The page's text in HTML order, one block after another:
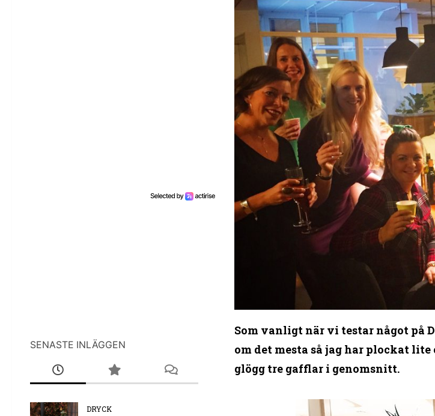
Som vanligt när vi testar något på
om det mesta så jag har plockat
glögg tre gafflar i genomsnitt.
SENASTE INLÄGGEN
DRYCK